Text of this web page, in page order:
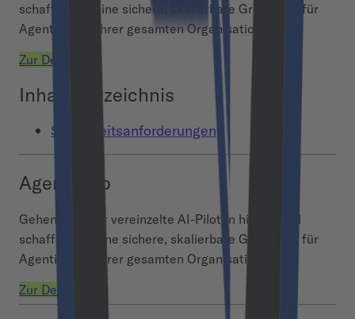
schaffen Sie eine sichere, skalierbare Grundlage für
Agentic AI in Ihrer gesamten Organisation.
Zur Demo
Inhaltsverzeichnis
Sicherheitsanforderungen
Agent Hub
Gehen Sie über vereinzelte AI-Piloten hinaus und
schaffen Sie eine sichere, skalierbare Grundlage für
Agentic AI in Ihrer gesamten Organisation.
Zur Demo